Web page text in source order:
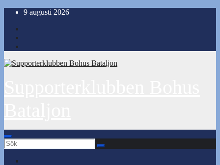
Hoppa
innehåll
9 augusti 2026